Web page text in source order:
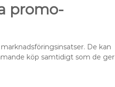
promo-
De kan
köp samtidigt som de ger